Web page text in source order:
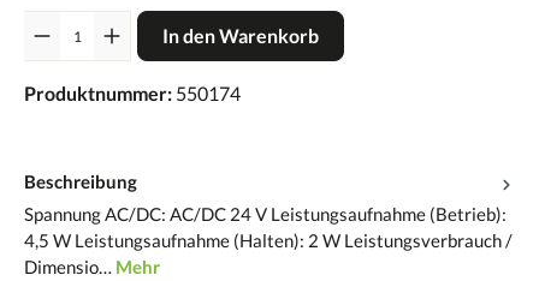
In den Warenkorb
Produktnummer: 550174
Beschreibung
Spannung AC/DC: AC/DC 24 V Leistungsaufnahme (Betrieb):
4,5 W Leistungsaufnahme (Halten): 2 W Leistungsverbrauch /
Dimensio… Mehr